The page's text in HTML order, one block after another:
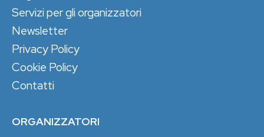
Servizi per gli organizzatori
Newsletter
Privacy Policy
Cookie Policy
Contatti
ORGANIZZATORI